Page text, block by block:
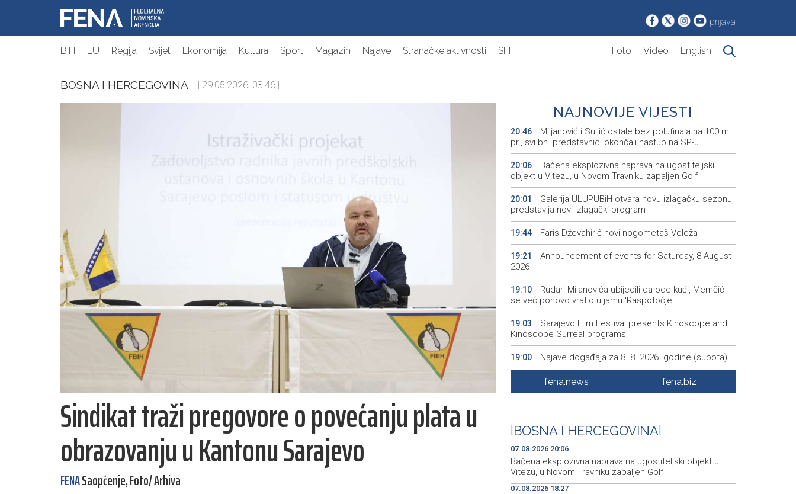
prijava
BiH EU Regija Svijet Ekonomija Kultura Sport Magazin Najave Stranačke aktivnosti SFF Foto Video English
BOSNA I HERCEGOVINA | 29.05.2026. 08:46 |
Sindikat traži pregovore o povećanju plata u
obrazovanju u Kantonu Sarajevo
FENASaopćenje, Foto/ Arhiva
NAJNOVIJE VIJESTI
20:46
Miljanović i Suljić ostale bez polufinala na 100 m
pr., svi bh. predstavnici okončali nastup na SP-u
20:06
Bačena eksplozivna naprava na ugostiteljski
objekt u Vitezu, u Novom Travniku zapaljen Golf
20:01
Galerija ULUPUBiH otvara novu izlagačku sezonu,
predstavlja novi izlagački program
19:44 Faris Dževahirić novi nogometaš Veleža
19:21
Announcement of events for Saturday, 8 August
2026
19:10
Rudari Milanovića ubijedili da ode kući, Memčić
se već ponovo vratio u jamu 'Raspotočje'
19:03
Sarajevo Film Festival presents Kinoscope and
Kinoscope Surreal programs
19:00 Najave događaja za 8. 8. 2026. godine (subota)
Fire breaks out across more than 40 hectares in
Grude, firefighters and Air Tractors on the ground
Vučićem
fena.news fena.biz
BOSNA I HERCEGOVINA
07.08.2026 20:06
Bačena eksplozivna naprava na ugostiteljski objekt u
Vitezu, u Novom Travniku zapaljen Golf
07.08.2026 18:27